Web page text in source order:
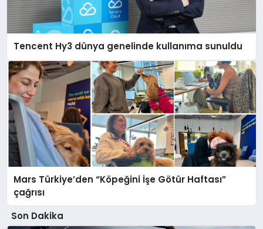
Tencent Hy3 dünya genelinde kullanıma sunuldu
Mars Türkiye’den “Köpeğini İşe Götür Haftası”
çağrısı
Son Dakika